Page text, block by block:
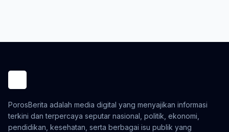
PorosBerita adalah media digital yang menyajikan informasi
terkini dan terpercaya seputar nasional, politik, ekonomi,
pendidikan, kesehatan, serta berbagai isu publik yang